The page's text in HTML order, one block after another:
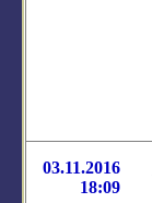
03.11.2016
18:09